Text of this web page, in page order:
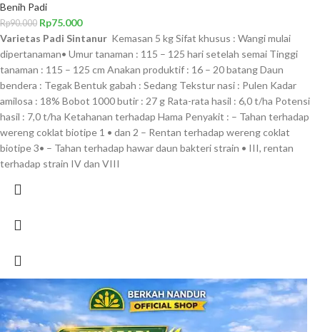
Benih Padi
Rp90.000 Rp75.000
Varietas Padi Sintanur Kemasan 5 kg Sifat khusus : Wangi mulai
dipertanaman• Umur tanaman : 115 – 125 hari setelah semai Tinggi
tanaman : 115 – 125 cm Anakan produktif : 16 – 20 batang Daun
bendera : Tegak Bentuk gabah : Sedang Tekstur nasi : Pulen Kadar
amilosa : 18% Bobot 1000 butir : 27 g Rata-rata hasil : 6,0 t/ha Potensi
hasil : 7,0 t/ha Ketahanan terhadap Hama Penyakit : – Tahan terhadap
wereng coklat biotipe 1 • dan 2 – Rentan terhadap wereng coklat
biotipe 3• – Tahan terhadap hawar daun bakteri strain • III, rentan
terhadap strain IV dan VIII